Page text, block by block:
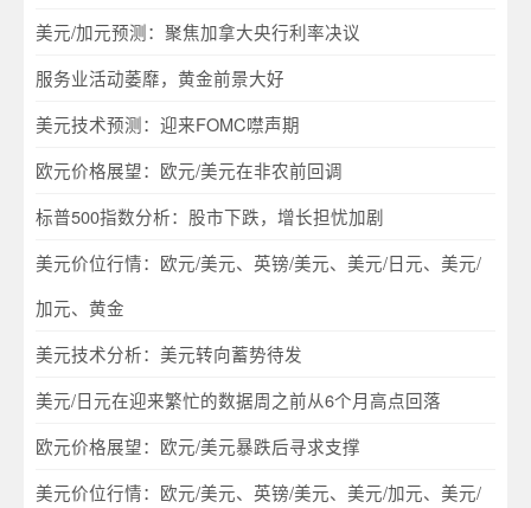
美元/加元预测：聚焦加拿大央行利率决议
服务业活动萎靡，黄金前景大好
美元技术预测：迎来FOMC噤声期
欧元价格展望：欧元/美元在非农前回调
标普500指数分析：股市下跌，增长担忧加剧
美元价位行情：欧元/美元、英镑/美元、美元/日元、美元/
加元、黄金
美元技术分析：美元转向蓄势待发
美元/日元在迎来繁忙的数据周之前从6个月高点回落
欧元价格展望：欧元/美元暴跌后寻求支撑
美元价位行情：欧元/美元、英镑/美元、美元/加元、美元/